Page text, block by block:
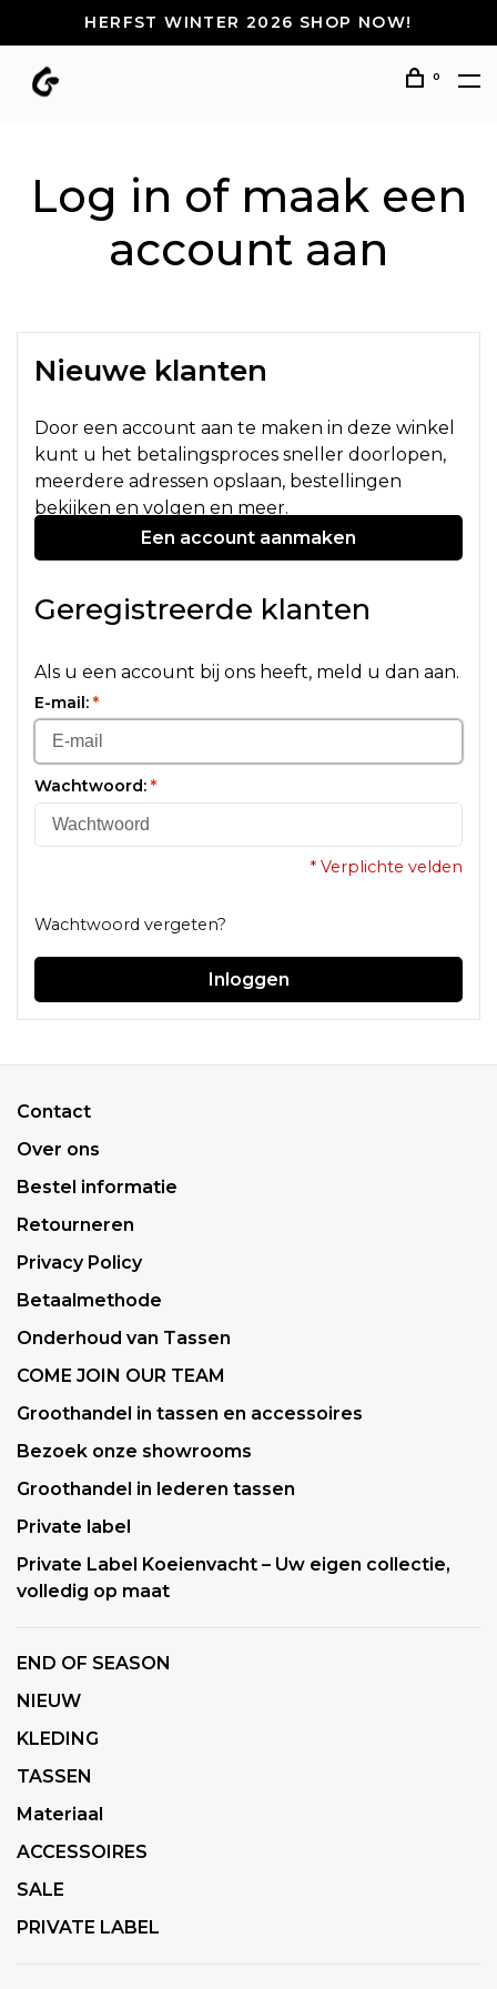
HERFST WINTER 2026 SHOP NOW!
0
Log in of maak een
account aan
Nieuwe klanten
Door een account aan te maken in deze winkel
kunt u het betalingsproces sneller doorlopen,
meerdere adressen opslaan, bestellingen
bekijken en volgen en meer.
Een account aanmaken
Geregistreerde klanten
Als u een account bij ons heeft, meld u dan aan.
E-mail: *
Wachtwoord: *
* Verplichte velden
Wachtwoord vergeten?
Inloggen
Contact
Over ons
Bestel informatie
Retourneren
Privacy Policy
Betaalmethode
Onderhoud van Tassen
COME JOIN OUR TEAM
Groothandel in tassen en accessoires
Bezoek onze showrooms
Groothandel in lederen tassen
Private label
Private Label Koeienvacht – Uw eigen collectie,
volledig op maat
END OF SEASON
NIEUW
KLEDING
TASSEN
Materiaal
ACCESSOIRES
SALE
PRIVATE LABEL